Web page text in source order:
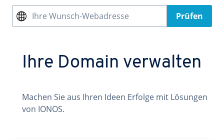
Ihre Wunsch-Webadresse Prüfen
Ihre Domain verwalten
Machen Sie aus Ihren Ideen Erfolge mit Lösungen
von IONOS.